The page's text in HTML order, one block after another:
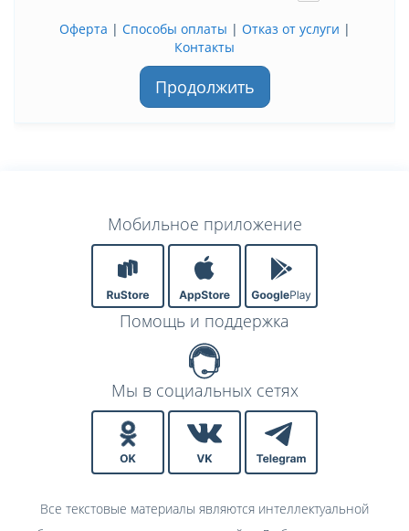
Оферта | Способы оплаты | Отказ от услуги |
Контакты
Продолжить
Мобильное приложение
Помощь и поддержка
Мы в социальных сетях
Все текстовые материалы являются интеллектуальной